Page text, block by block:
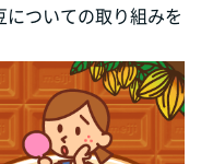
ついての取り組みを